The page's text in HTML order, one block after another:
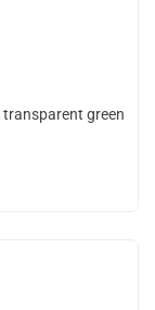
transparent green